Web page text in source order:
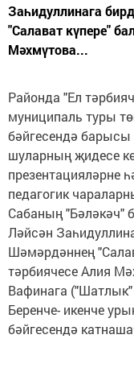
Заһидуллинага
"Салават күпере"
Мәхмүтова...
Районда "Ел
муниципаль туры
бәйгесендә
шуларның җидесе
презентацияләрне
педагогик
Сабаның "Бәләкәч"
Ләйсән
Шәмәрдәннең
тәрбиячесе Алия
Вафинага
Беренче- икенче
бәйгесендә